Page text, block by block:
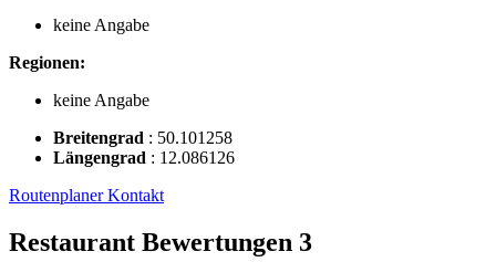
keine Angabe
Regionen:
keine Angabe
Breitengrad : 50.101258
Längengrad : 12.086126
RoutenplanerKontakt
Restaurant Bewertungen 3